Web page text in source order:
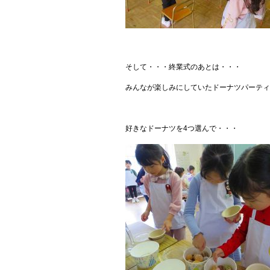
そして・・・終業式のあとは・・・
みんなが楽しみにしていたドーナツパーテ
好きなドーナツを4つ選んで・・・